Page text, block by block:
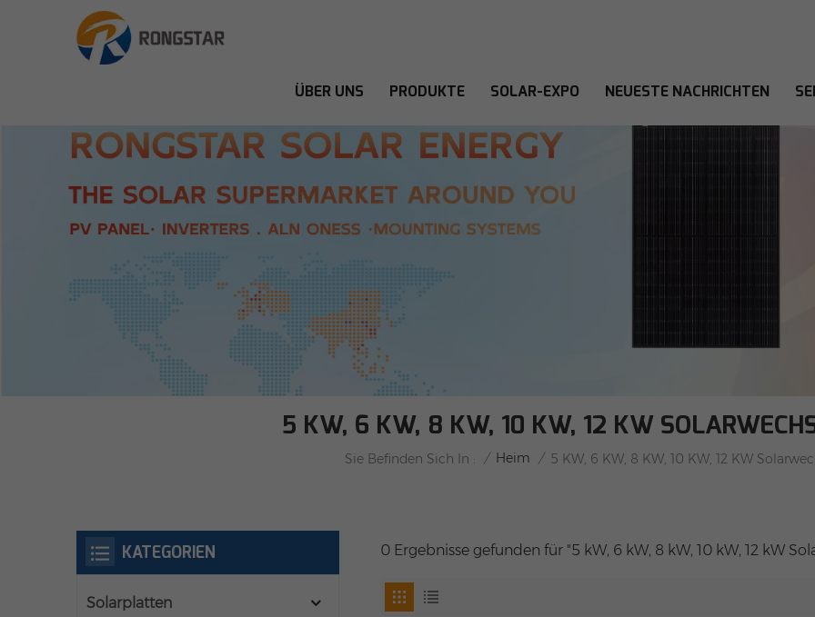
ÜBER UNS PRODUKTE SOLAR-EXPO NEUESTE NACHRICHTEN
5 KW, 6 KW, 8 KW, 10 KW, 12 KW
Sie Befinden Sich In : / Heim / 5 KW, 6 KW, 8 KW, 10 KW, 12 KW
0 Ergebnisse gefunden für "5 kW, 6 kW, 8 kW, 10 kW, 12 kW
KATEGORIEN
Solarplatten